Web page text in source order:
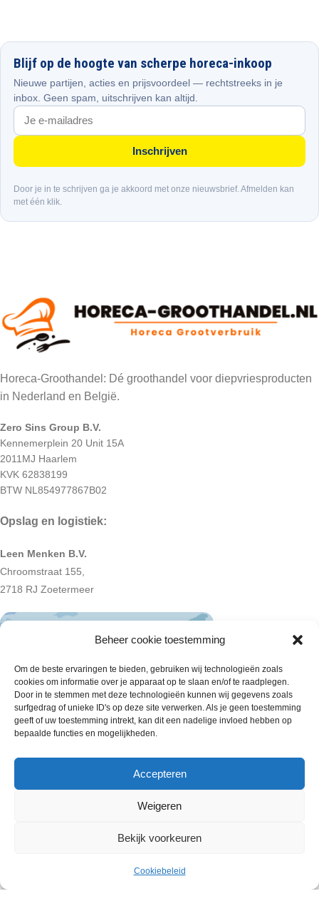
Beheer cookie toestemming
Om de beste ervaringen te bieden, gebruiken wij technologieën zoals
cookies om informatie over je apparaat op te slaan en/of te raadplegen.
Door in te stemmen met deze technologieën kunnen wij gegevens zoals
surfgedrag of unieke ID's op deze site verwerken. Als je geen toestemming
geeft of uw toestemming intrekt, kan dit een nadelige invloed hebben op
bepaalde functies en mogelijkheden.
Accepteren
Weigeren
Bekijk voorkeuren
Cookiebeleid
Blijf op de hoogte van scherpe horeca-inkoop
Nieuwe partijen, acties en prijsvoordeel — rechtstreeks in je
inbox. Geen spam, uitschrijven kan altijd.
Inschrijven
Door je in te schrijven ga je akkoord met onze nieuwsbrief. Afmelden kan
met één klik.
Horeca-Groothandel: Dé groothandel voor diepvriesproducten
in Nederland en België.
Zero Sins Group B.V.
Kennemerplein 20 Unit 15A
2011MJ Haarlem
KVK 62838199
BTW NL854977867B02
Opslag en logistiek:
Leen Menken B.V.
Chroomstraat 155,
2718 RJ Zoetermeer
Contact met onze inkoop